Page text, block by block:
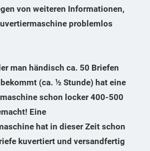
von weiteren Informationen,
problemlos
man händisch ca. 50 Briefen
(ca. ½ Stunde) hat eine
schon locker 400-500
Eine
hat in dieser Zeit schon
kuvertiert und versandfertig